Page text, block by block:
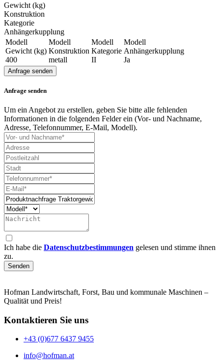
Gewicht (kg)
Konstruktion
Kategorie
Anhängerkupplung
Modell
Gewicht (kg)
400
Modell
Konstruktion
metall
Modell
Kategorie
II
Modell
Anhängerkupplung
Ja
Anfrage senden
Anfrage senden
Um ein Angebot zu erstellen, geben Sie bitte alle fehlenden
Informationen in die folgenden Felder ein (Vor- und Nachname,
Adresse, Telefonnummer, E-Mail, Modell).
Ich habe die Datenschutzbestimmungen gelesen und stimme ihnen
zu.
Senden
Hofman Landwirtschaft, Forst, Bau und kommunale Maschinen –
Qualität und Preis!
Kontaktieren Sie uns
+43 (0)677 6437 9455
info@hofman.at